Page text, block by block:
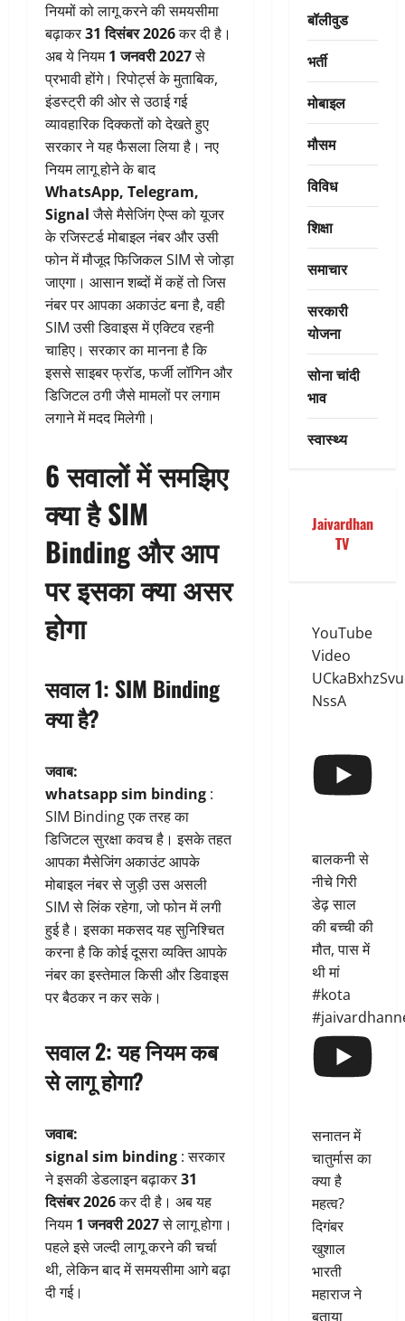
नियमों को लागू करने की समयसीमा
बढ़ाकर31 दिसंबर 2026कर दी है।
अब ये नियम1 जनवरी 2027से
प्रभावी होंगे। रिपोर्ट्स के मुताबिक,
इंडस्ट्री की ओर से उठाई गई
व्यावहारिक दिक्कतों को देखते हुए
सरकार ने यह फैसला लिया है। नए
नियम लागू होने के बाद
WhatsApp, Telegram,
Signalजैसे मैसेजिंग ऐप्स को यूजर
के रजिस्टर्ड मोबाइल नंबर और उसी
फोन में मौजूद फिजिकल SIM से जोड़ा
जाएगा। आसान शब्दों में कहें तो जिस
नंबर पर आपका अकाउंट बना है, वही
SIM उसी डिवाइस में एक्टिव रहनी
चाहिए। सरकार का मानना है कि
इससे साइबर फ्रॉड, फर्जी लॉगिन और
डिजिटल ठगी जैसे मामलों पर लगाम
लगाने में मदद मिलेगी।
6 सवालों में समझिए
क्या है SIM
Binding और आप
पर इसका क्या असर
होगा
सवाल 1: SIM Binding
क्या है?
जवाब:
whatsapp sim binding :
SIM Binding एक तरह का
डिजिटल सुरक्षा कवच है। इसके तहत
आपका मैसेजिंग अकाउंट आपके
मोबाइल नंबर से जुड़ी उस असली
SIM से लिंक रहेगा, जो फोन में लगी
हुई है। इसका मकसद यह सुनिश्चित
करना है कि कोई दूसरा व्यक्ति आपके
नंबर का इस्तेमाल किसी और डिवाइस
पर बैठकर न कर सके।
सवाल 2: यह नियम कब
से लागू होगा?
जवाब:
signal sim binding : सरकार
ने इसकी डेडलाइन बढ़ाकर31
दिसंबर 2026कर दी है। अब यह
नियम1 जनवरी 2027से लागू होगा।
पहले इसे जल्दी लागू करने की चर्चा
थी, लेकिन बाद में समयसीमा आगे बढ़ा
दी गई।
बॉलीवुड
भर्ती
मोबाइल
मौसम
विविध
शिक्षा
समाचार
सरकारी
योजना
सोना चांदी
भाव
स्वास्थ्य
Jaivardhan
TV
YouTube
Video
NssA
बालकनी से
नीचे गिरी
डेढ़ साल
की बच्ची की
मौत, पास में
थी मां
#kota
सनातन में
चातुर्मास का
क्या है
महत्व?
दिगंबर
खुशाल
भारती
महाराज ने
बताया